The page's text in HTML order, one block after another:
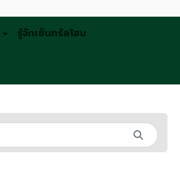
รู้จักเซ็นทรัลโฮม